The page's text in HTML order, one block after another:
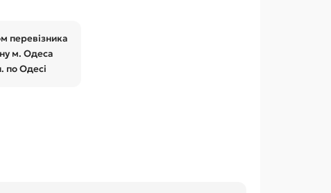
перевізника
м. Одеса
по Одесі